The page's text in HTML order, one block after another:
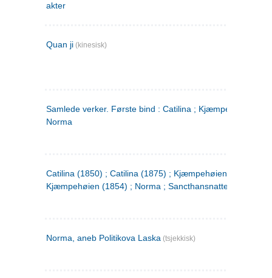
akter
Quan ji (kinesisk)
Samlede verker. Første bind : Catilina ; Kjæmpehøien ;
Norma
Catilina (1850) ; Catilina (1875) ; Kjæmpehøien (1850) ;
Kjæmpehøien (1854) ; Norma ; Sancthansnatten
Norma, aneb Politikova Laska (tsjekkisk)